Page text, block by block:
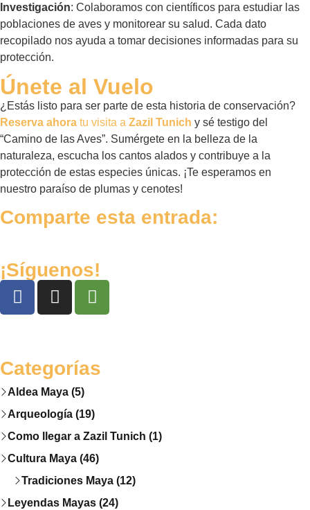
Investigación: Colaboramos con científicos para estudiar las
poblaciones de aves y monitorear su salud. Cada dato
recopilado nos ayuda a tomar decisiones informadas para su
protección.
Únete al Vuelo
¿Estás listo para ser parte de esta historia de conservación?
Reserva ahora tu visita a Zazil Tunich y sé testigo del
“Camino de las Aves”. Sumérgete en la belleza de la
naturaleza, escucha los cantos alados y contribuye a la
protección de estas especies únicas. ¡Te esperamos en
nuestro paraíso de plumas y cenotes!
Comparte esta entrada:
¡Síguenos!
Categorías
Aldea Maya (5)
Arqueología (19)
Como llegar a Zazil Tunich (1)
Cultura Maya (46)
Tradiciones Maya (12)
Leyendas Mayas (24)